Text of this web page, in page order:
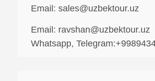
Email: sales@uzbektour.uz
Email: ravshan@uzbektour.uz
Whatsapp,